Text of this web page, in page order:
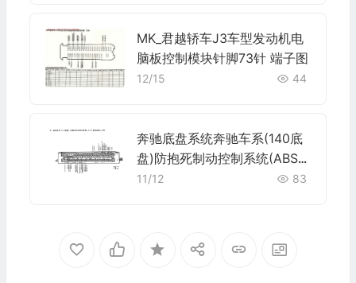
MK_君越轿车J3车型发动机电
脑板控制模块针脚73针 端子图
12/15 44
奔驰底盘系统奔驰车系(140底
盘)防抱死制动控制系统(ABS)
电脑板38+41针端子
11/12 83